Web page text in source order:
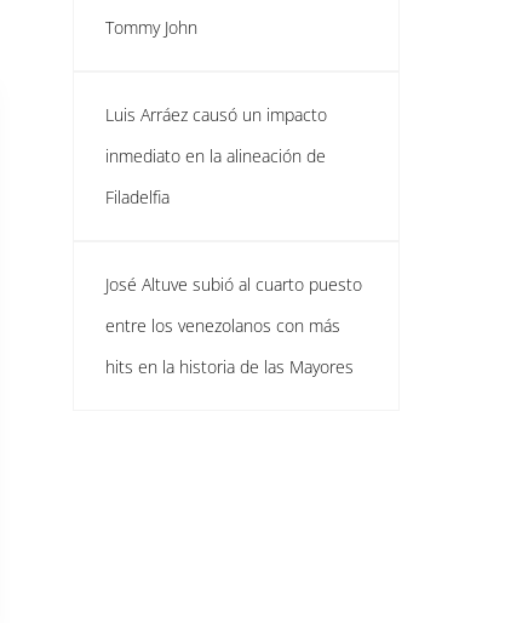
Tommy John
Luis Arráez causó un impacto
inmediato en la alineación de
Filadelfia
José Altuve subió al cuarto puesto
entre los venezolanos con más
hits en la historia de las Mayores